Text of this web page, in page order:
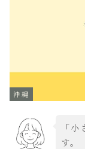
沖縄
「
す。